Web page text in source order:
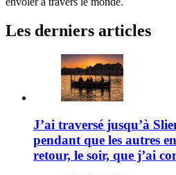
Les derniers articles
J’ai traversé jusqu’à
pendant que les autres
retour, le soir, que j’ai